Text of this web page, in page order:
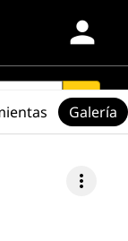
person
search
more_vert
Galería